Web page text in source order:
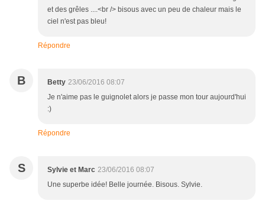
et des grêles ....<br /> bisous avec un peu de chaleur mais le
ciel n'est pas bleu!
Répondre
B Betty 23/06/2016 08:07
Je n'aime pas le guignolet alors je passe mon tour aujourd'hui
:)
Répondre
S Sylvie et Marc 23/06/2016 08:07
Une superbe idée! Belle journée. Bisous. Sylvie.